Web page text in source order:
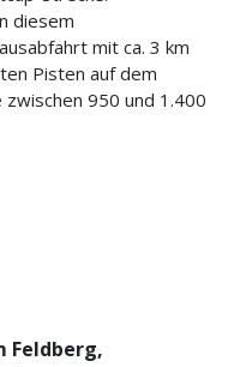
diesem
mit ca. 3 km
Pisten auf dem
950 und 1.400
Feldberg,